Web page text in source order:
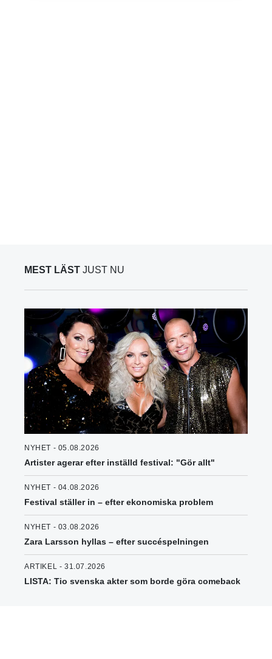
MEST LÄST JUST NU
NYHET - 05.08.2026
Artister agerar efter inställd festival: "Gör allt"
NYHET - 04.08.2026
Festival ställer in – efter ekonomiska problem
NYHET - 03.08.2026
Zara Larsson hyllas – efter succéspelningen
ARTIKEL - 31.07.2026
LISTA: Tio svenska akter som borde göra comeback